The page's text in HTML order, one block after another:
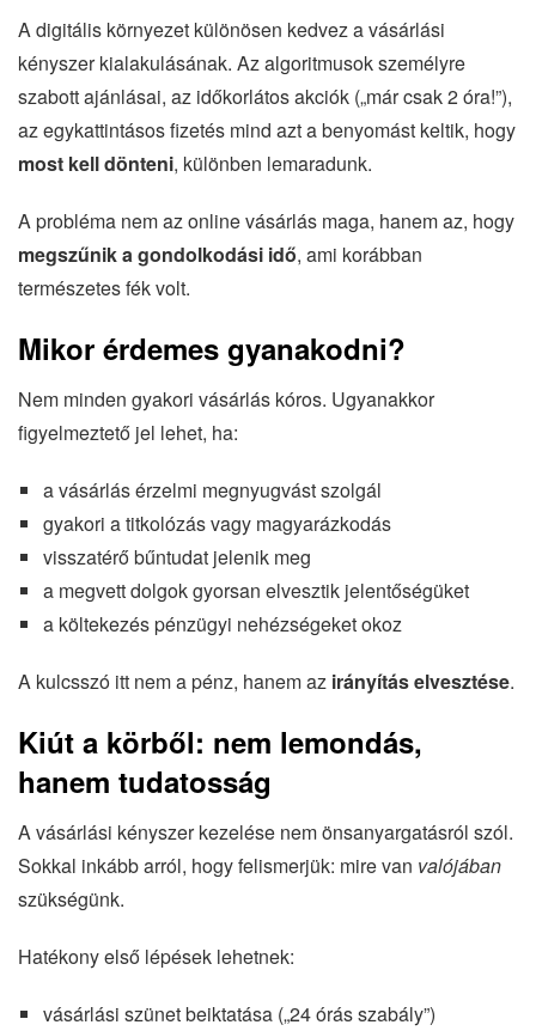
A digitális környezet különösen kedvez a vásárlási
kényszer kialakulásának. Az algoritmusok személyre
szabott ajánlásai, az időkorlátos akciók („már csak 2 óra!”),
az egykattintásos fizetés mind azt a benyomást keltik, hogy
most kell dönteni, különben lemaradunk.
A probléma nem az online vásárlás maga, hanem az, hogy
megszűnik a gondolkodási idő, ami korábban
természetes fék volt.
Mikor érdemes gyanakodni?
Nem minden gyakori vásárlás kóros. Ugyanakkor
figyelmeztető jel lehet, ha:
a vásárlás érzelmi megnyugvást szolgál
gyakori a titkolózás vagy magyarázkodás
visszatérő bűntudat jelenik meg
a megvett dolgok gyorsan elvesztik jelentőségüket
a költekezés pénzügyi nehézségeket okoz
A kulcsszó itt nem a pénz, hanem az irányítás elvesztése.
Kiút a körből: nem lemondás,
hanem tudatosság
A vásárlási kényszer kezelése nem önsanyargatásról szól.
Sokkal inkább arról, hogy felismerjük: mire van valójában
szükségünk.
Hatékony első lépések lehetnek:
vásárlási szünet beiktatása („24 órás szabály”)